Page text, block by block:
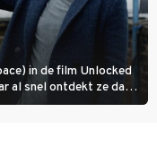
in de film Unlocked
al snel ontdekt ze dat
heeft.